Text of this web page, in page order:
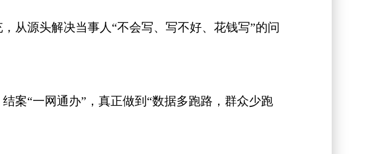
源头解决当事人“不会写、写不好、花钱写”的问
“一网通办”，真正做到“数据多跑路，群众少跑